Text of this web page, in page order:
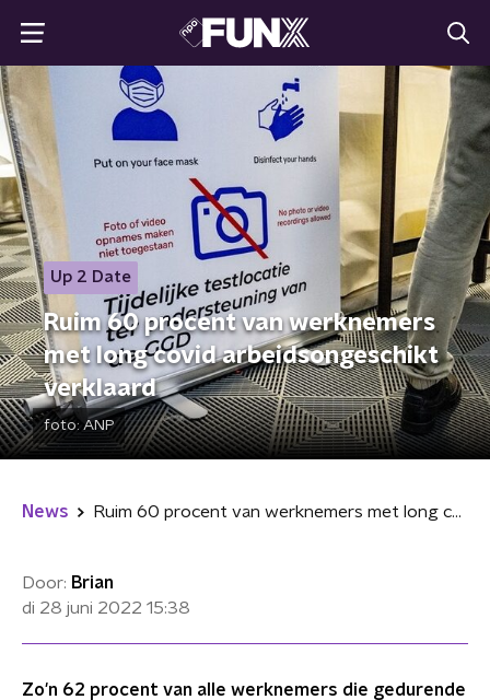
Up 2 Date
Ruim 60 procent van werknemers
met long covid arbeidsongeschikt
verklaard
foto: ANP
News Ruim 60 procent van werknemers met long covid arbeidsongeschikt verklaard
Door: Brian
di 28 juni 2022 15:38
Zo'n 62 procent van alle werknemers die gedurende